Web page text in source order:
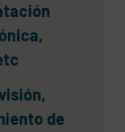
de